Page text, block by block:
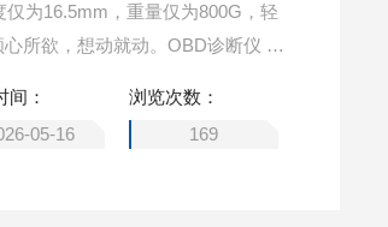
为16.5mm，重量仅为800G，轻
所欲，想动就动。OBD诊断仪 带W
间：
05-16
浏览次数：
169